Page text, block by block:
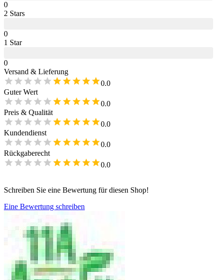
0
2 Stars
0
1 Star
0
Versand & Lieferung
0.0
Guter Wert
0.0
Preis & Qualität
0.0
Kundendienst
0.0
Rückgaberecht
0.0
Schreiben Sie eine Bewertung für diesen Shop!
Eine Bewertung schreiben